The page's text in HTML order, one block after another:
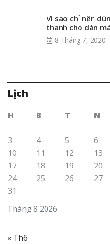
Vì sao chỉ nên
thanh cho dàn
8 Tháng 7, 2020
Lịch
Tháng 8 2026
H B T N
3
4 5 6
10
11 12 13
17
18 19 20
24
25 26 27
31
« Th6